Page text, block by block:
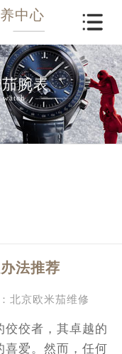
中心
腕表
watch
法推荐
北京欧米茄维修
佼者，其卓越的
喜爱。然而，任何